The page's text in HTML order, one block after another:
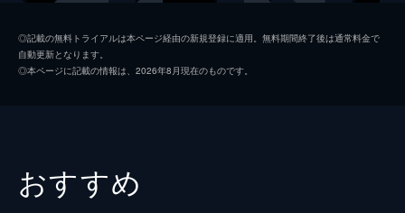
#2 「プロジェクト・ブルーブック」ほか
雑誌「ムー」とコラボし、出演者がオカルト
に関する話題を取り上げ、トークを繰り広げ
#3 「秦氏の故郷 弓月国」ほか
雑誌「ムー」とコラボし、出演者がオカルト
◎記載の無料トライアルは本ページ経由の新規登録に適用。無料期間終了後は通常料金で
自動更新となります。
◎本ページに記載の情報は、2026年8月現在のものです。
おすすめ